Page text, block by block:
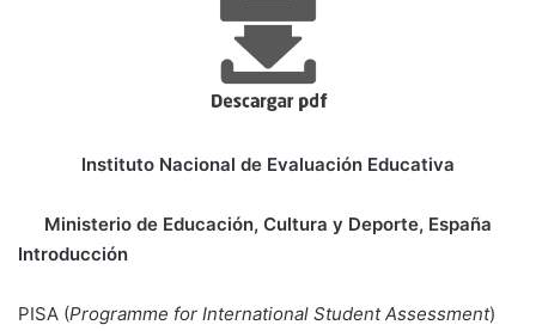
Instituto Nacional de Evaluación Educativa
Ministerio de Educación, Cultura y Deporte, España
Introducción
PISA (Programme for International Student Assessment)